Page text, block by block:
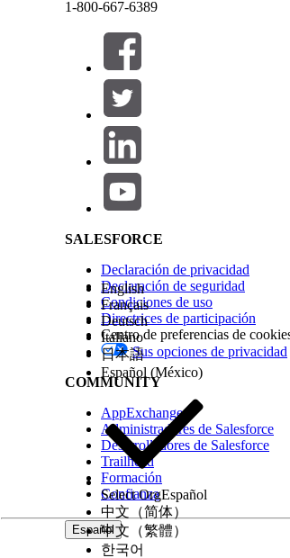
Este texto se ha traducido utilizando un sistema de traducción
Tras la conversión del mapa
Solución de problemas de su
Hemos descrito muchas de
Personalización de Marketing
información como
¿RESOLVIÓ ESTE ARTÍCULO SU
¡Háganos saber cómo podemos
1-800-667-6389
SALESFORCE
Declaración de privacidad
Declaración de seguridad
Condiciones de uso
Directrices de participación
Centro de preferencias de
Sus opciones de privacidad
COMMUNITY
AppExchange
Administradores de Salesforce
Desarrolladores de Salesforce
Trailhead
Formación
Confianza
Español
English
Français
Deutsch
Italiano
日本語
Español (México)
Select OrgEspañol
中文（简体）
中文（繁體）
한국어
Salesforce Help | Article